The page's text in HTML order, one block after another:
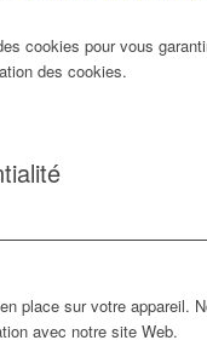
cookies pour vous
des cookies.
place sur votre
avec notre site Web.